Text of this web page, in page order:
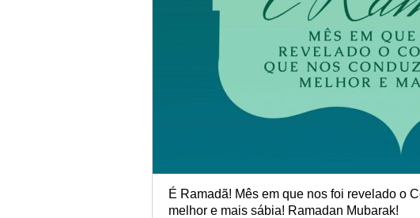
É Ramadã! Mês em que nos foi revelado o
melhor e mais sábia! Ramadan Mubarak!